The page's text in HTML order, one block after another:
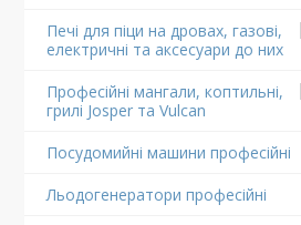
Печі для піци на дровах, газові,
електричні та аксесуари до них
Професійні мангали, коптильні,
грилі Josper та Vulcan
Посудомийні машини професійні
Льодогенератори професійні